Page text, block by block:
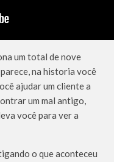
um total de nove
na historia você
ajudar um cliente a
um mal antigo,
você para ver a
o que aconteceu